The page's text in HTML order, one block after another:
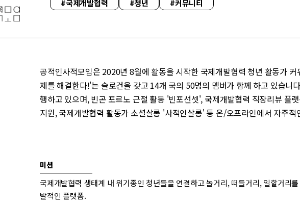
#국제개발협력 #청년 #커뮤니티
공적인사적모임은 2020년 8월에 활동을 시작한 국제개발협력 청년 활동가
제를 해결한다!'는 슬로건을 갖고 14개 국의 50명의 멤버가 함께 하고 있습니
행하고 있으며, 빈곤 포르노 근절 활동 '빈포선셋', 국제개발협력 직장리뷰 플
지원, 국제개발협력 활동가 소셜살롱 '사적인살롱' 등 온/오프라인에서 자주
미션
국제개발협력 생태계 내 위기종인 청년들을 연결하고 놀거리, 떠들거리, 일할거리
발적인 플랫폼.